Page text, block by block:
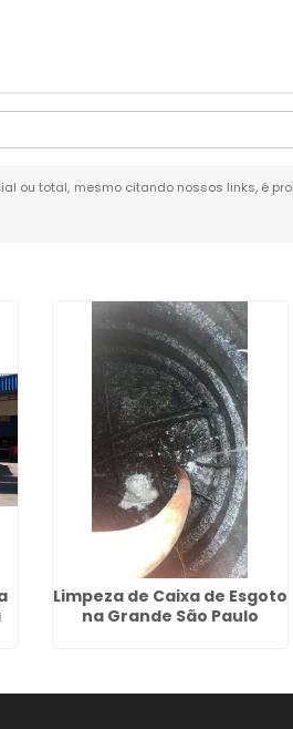
ou total, mesmo citando nossos links, é
Limpeza de Caixa de Esgoto
na Grande São Paulo